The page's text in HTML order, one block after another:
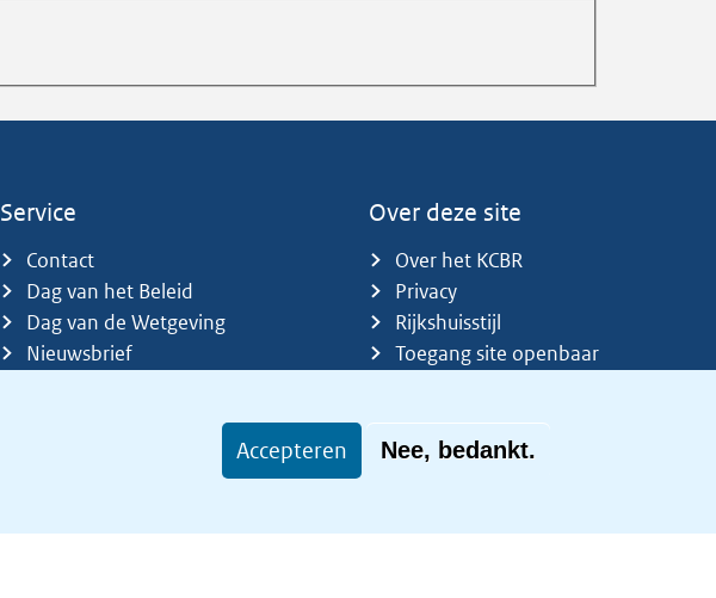
Accepteren Nee, bedankt.
Service
Contact
Dag van het Beleid
Dag van de Wetgeving
Nieuwsbrief
Over deze site
Over het KCBR
Privacy
Rijkshuisstijl
Toegang site openbaar